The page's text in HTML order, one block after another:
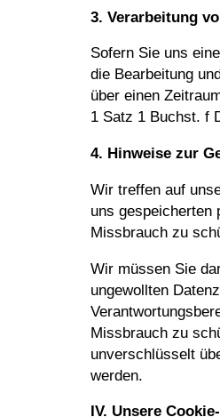
3. Verarbeitung
Sofern Sie uns
die Bearbeitung
über einen
1 Satz 1 Buchst. f
4. Hinweise zur
Wir treffen auf
uns gespeicherten
Missbrauch zu
Wir müssen Sie
ungewollten
Missbrauch zu
unverschlüsselt
werden.
IV. Unsere